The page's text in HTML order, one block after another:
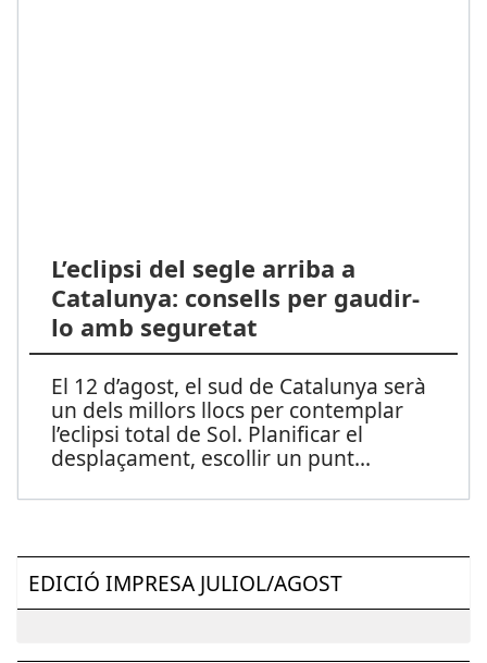
L’eclipsi del segle arriba a
Catalunya: consells per gaudir-
lo amb seguretat
El 12 d’agost, el sud de Catalunya serà
un dels millors llocs per contemplar
l’eclipsi total de Sol. Planificar el
desplaçament, escollir un punt...
EDICIÓ IMPRESA JULIOL/AGOST